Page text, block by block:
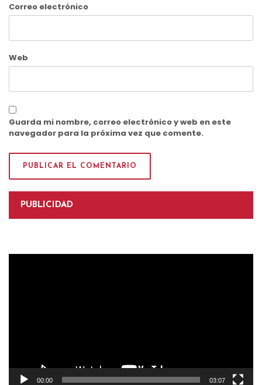
Correo electrónico
Web
Guarda mi nombre, correo electrónico y web en este
navegador para la próxima vez que comente.
PUBLICIDAD
00:00 03:07